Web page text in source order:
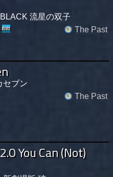
流星の双子
The Past
セブン
The Past
You Can (Not)